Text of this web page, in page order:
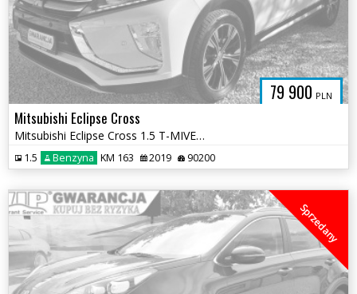
79 900 PLN
Mitsubishi Eclipse Cross
Mitsubishi Eclipse Cross 1.5 T-MIVEC ClearTec 2WD Diamant Edition Plus
1.5 Benzyna KM 163 2019 90200
Sprzedany